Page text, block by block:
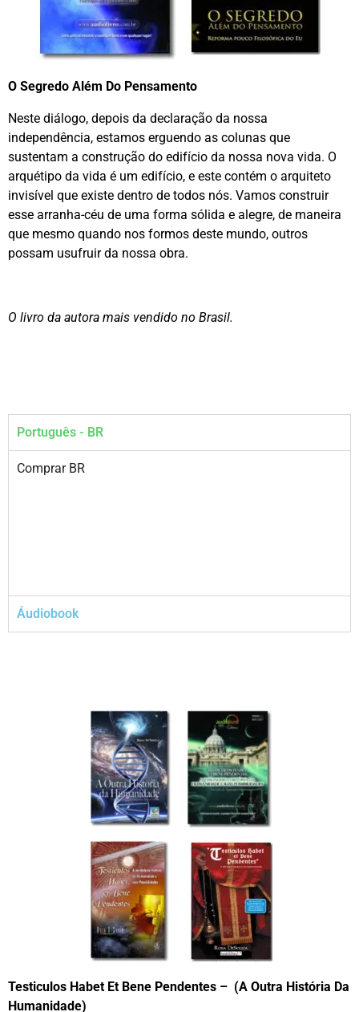
O Segredo Além Do Pensamento
Neste diálogo, depois da declaração da nossa
independência, estamos erguendo as colunas que
sustentam a construção do edifício da nossa nova vida. O
arquétipo da vida é um edifício, e este contém o arquiteto
invisível que existe dentro de todos nós. Vamos construir
esse arranha-céu de uma forma sólida e alegre, de maneira
que mesmo quando nos formos deste mundo, outros
possam usufruir da nossa obra.
O livro da autora mais vendido no Brasil.
Português - BR
Comprar BR
Áudiobook
Testiculos Habet Et Bene Pendentes – (A Outra História Da
Humanidade)